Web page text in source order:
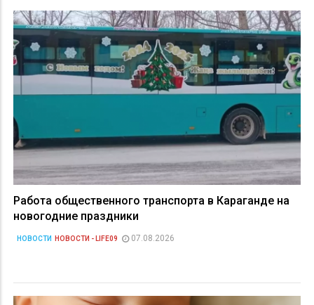
Работа общественного транспорта в Караганде на
новогодние праздники
НОВОСТИ НОВОСТИ - LIFE09 07.08.2026